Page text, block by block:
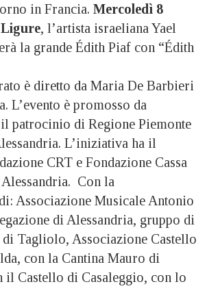
in Francia. Mercoledì 8
, l’artista israeliana Yael
la grande Édith Piaf con “Édith
è diretto da Maria De Barbieri
L’evento è promosso da
patrocinio di Regione Piemonte
L’iniziativa ha il
CRT e Fondazione Cassa
Con la
Associazione Musicale Antonio
di Alessandria, gruppo di
di Tagliolo, Associazione Castello
con la Cantina Mauro di
il Castello di Casaleggio, con lo